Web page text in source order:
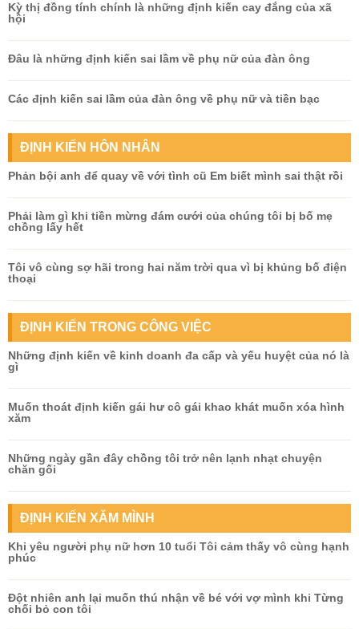
Kỳ thị đồng tính chính là những định kiến cay đắng của xã
hội
Đâu là những định kiến sai lầm về phụ nữ của đàn ông
Các định kiến sai lầm của đàn ông về phụ nữ và tiền bạc
ĐỊNH KIẾN HÔN NHÂN
Phản bội anh để quay về với tình cũ Em biết mình sai thật rồi
Phải làm gì khi tiền mừng đám cưới của chúng tôi bị bố mẹ
chồng lấy hết
Tôi vô cùng sợ hãi trong hai năm trời qua vì bị khủng bố điện
thoại
ĐỊNH KIẾN TRONG CÔNG VIỆC
Những định kiến về kinh doanh đa cấp và yếu huyệt của nó là
gì
Muốn thoát định kiến gái hư cô gái khao khát muốn xóa hình
xăm
Những ngày gần đây chồng tôi trở nên lạnh nhạt chuyện
chăn gối
ĐỊNH KIẾN XĂM MÌNH
Khi yêu người phụ nữ hơn 10 tuổi Tôi cảm thấy vô cùng hạnh
phúc
Đột nhiên anh lại muốn thú nhận về bé với vợ mình khi Từng
chối bỏ con tôi